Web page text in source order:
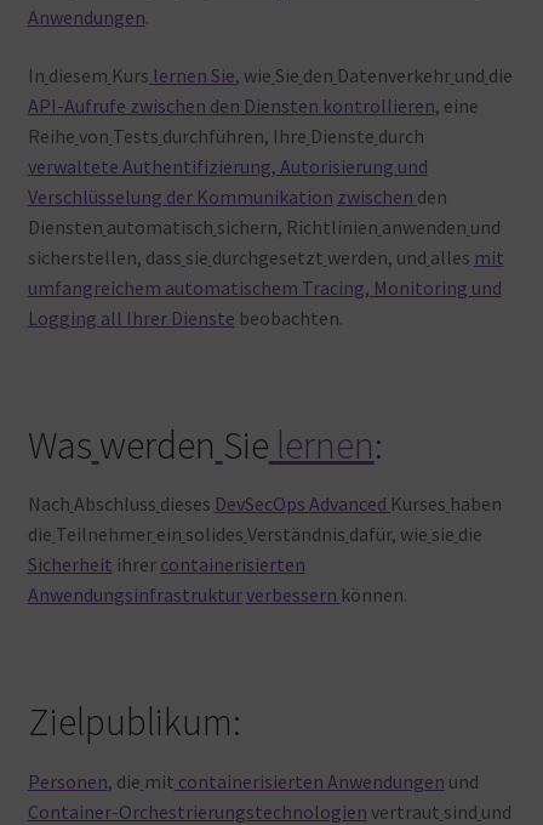
Anwendungen.
In diesem Kurs lernen Sie, wie Sie den Datenverkehr und die
API-Aufrufe zwischen den Diensten kontrollieren, eine
Reihe von Tests durchführen, Ihre Dienste durch
verwaltete Authentifizierung, Autorisierung und
Verschlüsselung der Kommunikation zwischen den
Diensten automatisch sichern, Richtlinien anwenden und
sicherstellen, dass sie durchgesetzt werden, und alles mit
umfangreichem automatischem Tracing, Monitoring und
Logging all Ihrer Dienste beobachten.
Was werden Sie lernen:
Nach Abschluss dieses DevSecOps Advanced Kurses haben
die Teilnehmer ein solides Verständnis dafür, wie sie die
Sicherheit ihrer containerisierten
Anwendungsinfrastrukturverbessern können.
Zielpublikum:
Personen, die mit containerisierten Anwendungen und
Container-Orchestrierungstechnologien vertraut sind und